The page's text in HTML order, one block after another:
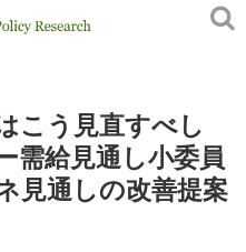
こう見直すべし
需給見通し小委員
見通しの改善提案